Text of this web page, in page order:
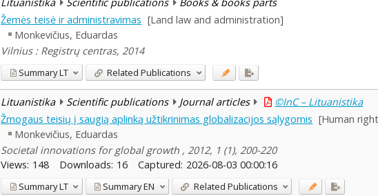
Žemės teisė ir administravimas [Land law and administration]
Monkevičius, Eduardas
Vilnius : Registrų centras, 2014
SummaryLT Related Publications
Lituanistika Scientific publications Journal articles ©InC – Lituanistika
Žmogaus teisių į saugią aplinką užtikrinimas globalizacijos sąlygomis [Human
Monkevičius, Eduardas
Societal innovations for global growth , 2012, 1 (1), 200-220
Views: 148 Downloads: 16 Captured: 2026-08-03 00:00:16
SummaryLT SummaryEN Related Publications